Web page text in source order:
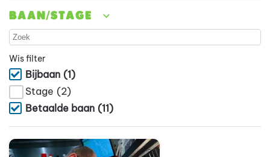
Baan/stage
Wis filter
Bijbaan (1)
Stage (2)
Betaalde baan (11)